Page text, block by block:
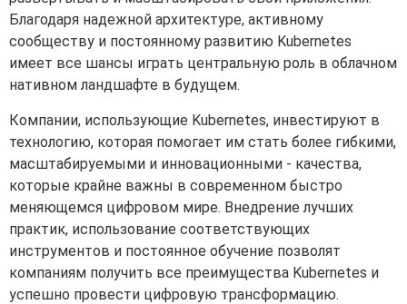
Благодаря надежной архитектуре, активному
сообществу и постоянному развитию Kubernetes
имеет все шансы играть центральную роль в облачном
нативном ландшафте в будущем.
Компании, использующие Kubernetes, инвестируют в
технологию, которая помогает им стать более гибкими,
масштабируемыми и инновационными - качества,
которые крайне важны в современном быстро
меняющемся цифровом мире. Внедрение лучших
практик, использование соответствующих
инструментов и постоянное обучение позволят
компаниям получить все преимущества Kubernetes и
успешно провести цифровую трансформацию.